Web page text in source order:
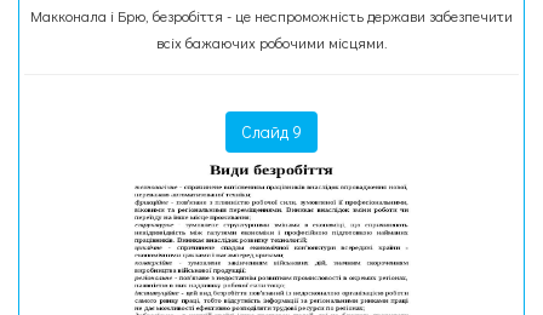
Макконала і Брю, безробіття - це неспроможність держави забезпечити
всіх бажаючих робочими місцями.
Слайд 9